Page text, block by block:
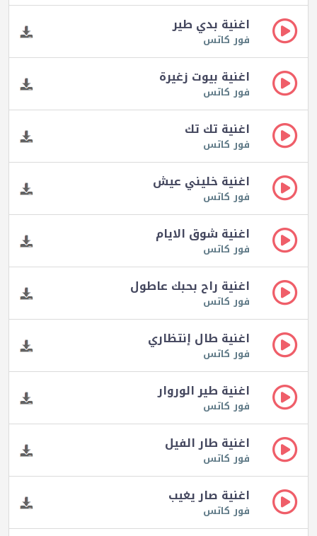
اغنية بدي طير
فور كاتس
اغنية بيوت زغيرة
فور كاتس
اغنية تك تك
فور كاتس
اغنية خليني عيش
فور كاتس
اغنية شوق الايام
فور كاتس
اغنية راح بحبك عاطول
فور كاتس
اغنية طال إنتظاري
فور كاتس
اغنية طير الوروار
فور كاتس
اغنية طار الفيل
فور كاتس
اغنية صار يغيب
فور كاتس